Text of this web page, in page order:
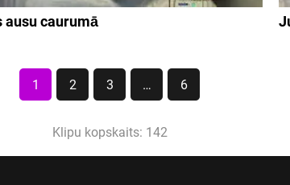
ausu caurumā
1 2 3 … 6
Klipu kopskaits: 142